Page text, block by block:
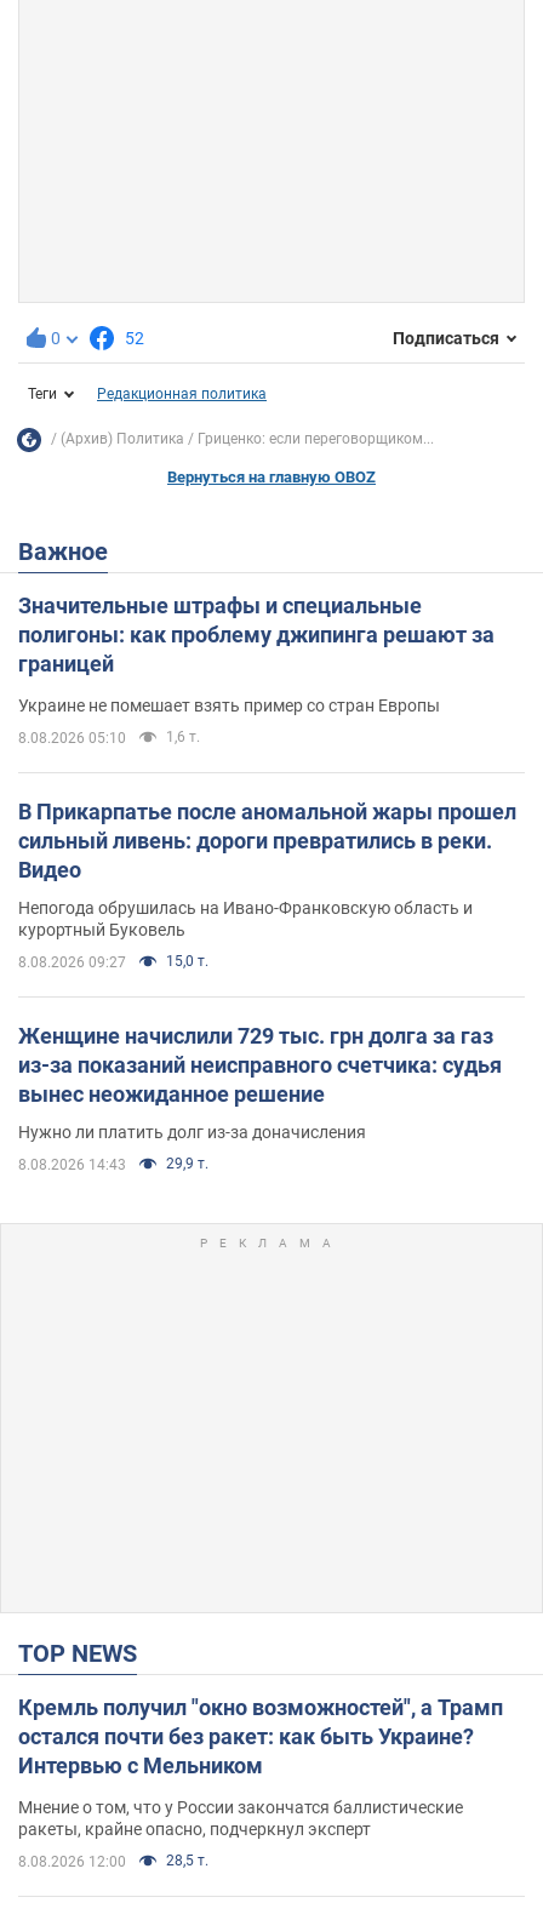
0 52 Подписаться
Теги Редакционная политика
(Архив) Политика Гриценко: если переговорщиком...
Вернуться на главную OBOZ
Важное
Значительные штрафы и специальные
полигоны: как проблему джипинга решают за
границей
Украине не помешает взять пример со стран Европы
8.08.2026 05:10 1,6 т.
В Прикарпатье после аномальной жары прошел
сильный ливень: дороги превратились в реки.
Видео
Непогода обрушилась на Ивано-Франковскую область и
курортный Буковель
8.08.2026 09:27 15,0 т.
Женщине начислили 729 тыс. грн долга за газ
из-за показаний неисправного счетчика: судья
вынес неожиданное решение
Нужно ли платить долг из-за доначисления
8.08.2026 14:43 29,9 т.
TOP NEWS
Кремль получил "окно возможностей", а Трамп
остался почти без ракет: как быть Украине?
Интервью с Мельником
Мнение о том, что у России закончатся баллистические
ракеты, крайне опасно, подчеркнул эксперт
8.08.2026 12:00 28,5 т.